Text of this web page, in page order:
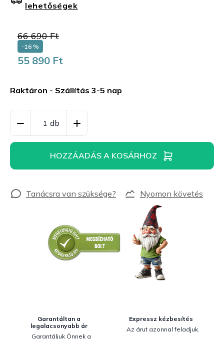
66 690 Ft
–16 %
55 890 Ft
Raktáron - Szállítás 3-5 nap
lehetőségek
HOZZÁADÁS A KOSÁRHOZ
Nyomon követés
Garantáltan a
legalacsonyabb ár
Garantáljuk Önnek a
Expressz kézbesítés
Az árut azonnal feladjuk.